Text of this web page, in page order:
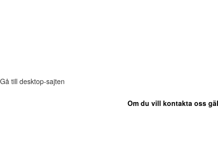
Gå till desktop-sajten
Om du vill kontakta oss